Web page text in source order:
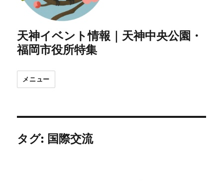
天神イベント情報｜天神中央公園・
福岡市役所特集
メニュー
タグ: 国際交流